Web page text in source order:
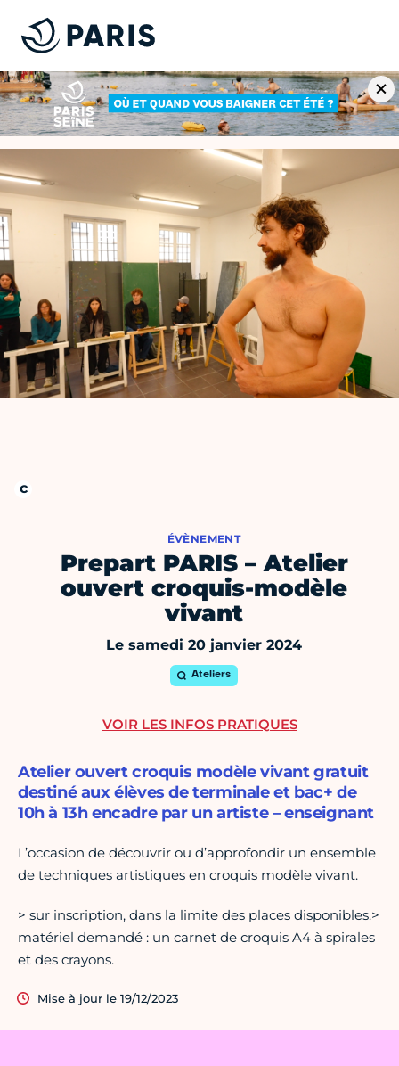
ÉVÈNEMENT
Prepart PARIS – Atelier
ouvert croquis-modèle
vivant
Le samedi 20 janvier 2024
Ateliers
Atelier ouvert croquis modèle vivant gratuit
destiné aux élèves de terminale et bac+ de
10h à 13h encadre par un artiste – enseignant
L’occasion de découvrir ou d’approfondir un ensemble
de techniques artistiques en croquis modèle vivant.
> sur inscription, dans la limite des places disponibles.>
matériel demandé : un carnet de croquis A4 à spirales
et des crayons.
Mise à jour le 19/12/2023
VOIR LES INFOS PRATIQUES